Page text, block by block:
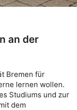
an der
Bremen für
lernen wollen.
Studiums und zur
dem